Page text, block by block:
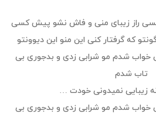
راز زیبای منی و فاش نشو پیش کسی
که گرفتار کنی این منو این دیوونتو
خواب شدم مو شرابی زدی و بدجوری بی
تاب شدم
زیبایی نمیدونی خودت …
خواب شدم مو شرابی زدی و بدجوری بی